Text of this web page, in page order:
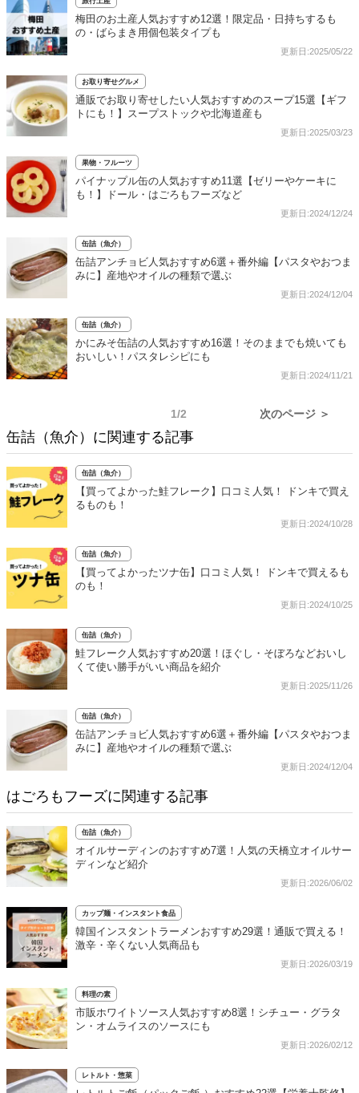
梅田のお土産人気おすすめ12選！限定品・日持ちするも
の・ばらまき用個包装タイプも
更新日:2025/05/22
お取り寄せグルメ
通販でお取り寄せしたい人気おすすめのスープ15選【ギフ
トにも！】スープストックや北海道産も
更新日:2025/03/23
果物・フルーツ
パイナップル缶の人気おすすめ11選【ゼリーやケーキに
も！】ドール・はごろもフーズなど
更新日:2024/12/24
缶詰（魚介）
缶詰アンチョビ人気おすすめ6選＋番外編【パスタやおつま
みに】産地やオイルの種類で選ぶ
更新日:2024/12/04
缶詰（魚介）
かにみそ缶詰の人気おすすめ16選！そのままでも焼いても
おいしい！パスタレシピにも
更新日:2024/11/21
1/2 次のページ ＞
缶詰（魚介）に関連する記事
缶詰（魚介）
【買ってよかった鮭フレーク】口コミ人気！ ドンキで買え
るものも！
更新日:2024/10/28
缶詰（魚介）
【買ってよかったツナ缶】口コミ人気！ ドンキで買えるも
のも！
更新日:2024/10/25
缶詰（魚介）
鮭フレーク人気おすすめ20選！ほぐし・そぼろなどおいし
くて使い勝手がいい商品を紹介
更新日:2025/11/26
缶詰（魚介）
缶詰アンチョビ人気おすすめ6選＋番外編【パスタやおつま
みに】産地やオイルの種類で選ぶ
更新日:2024/12/04
はごろもフーズに関連する記事
缶詰（魚介）
オイルサーディンのおすすめ7選！人気の天橋立オイルサー
ディンなど紹介
更新日:2026/06/02
カップ麺・インスタント食品
韓国インスタントラーメンおすすめ29選！通販で買える！
激辛・辛くない人気商品も
更新日:2026/03/19
料理の素
市販ホワイトソース人気おすすめ8選！シチュー・グラタ
ン・オムライスのソースにも
更新日:2026/02/12
レトルト・惣菜